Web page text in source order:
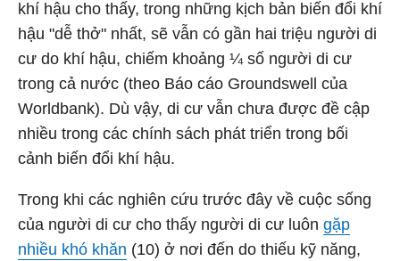
khí hậu cho thấy, trong những kịch bản biến đổi khí
hậu "dễ thở" nhất, sẽ vẫn có gần hai triệu người di
cư do khí hậu, chiếm khoảng ¼ số người di cư
trong cả nước (theo Báo cáo Groundswell của
Worldbank). Dù vậy, di cư vẫn chưa được đề cập
nhiều trong các chính sách phát triển trong bối
cảnh biến đổi khí hậu.
Trong khi các nghiên cứu trước đây về cuộc sống
của người di cư cho thấy người di cư luôn gặp
nhiều khó khăn (10) ở nơi đến do thiếu kỹ năng,